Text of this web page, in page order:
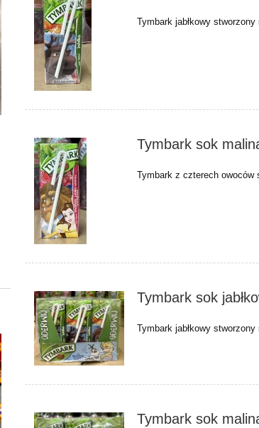
Tymbark jabłkowy
Tymbark sok
Tymbark z czterech owoców
Tymbark sok
Tymbark jabłkowy
Tymbark sok